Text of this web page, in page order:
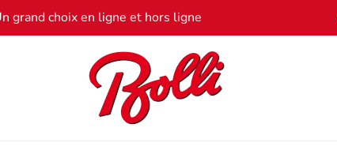
grand choix en ligne et hors ligne